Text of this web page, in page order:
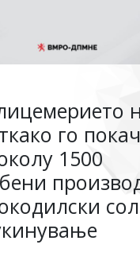
го
1500